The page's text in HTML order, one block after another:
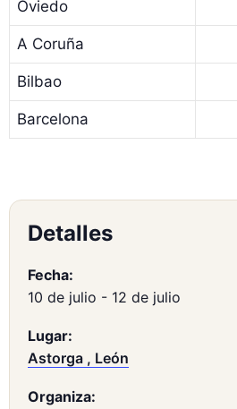
Oviedo
A Coruña
Bilbao
Barcelona
Detalles
Fecha:
10 de julio - 12 de julio
Lugar:
Astorga , León
Organiza: